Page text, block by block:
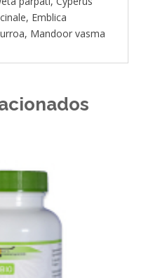
Emblica
Mandoor vasma